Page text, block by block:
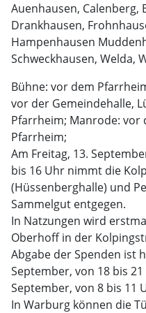
Auenhausen, Calenberg,
Drankhausen,
Hampenhausen
Schweckhausen, Welda,
Bühne: vor dem
vor der Gemeindehalle,
Pfarrheim; Manrode: vor
Pfarrheim;
Am Freitag, 13.
bis 16 Uhr nimmt die
(Hüssenberghalle) und
Sammelgut entgegen.
In Natzungen wird
Oberhoff in der
Abgabe der Spenden ist
September, von 18 bis
September, von 8 bis 11
In Warburg können die